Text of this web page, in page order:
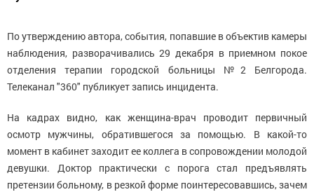
По утверждению автора, события, попавшие в объектив камеры
наблюдения, разворачивались 29 декабря в приемном покое
отделения терапии городской больницы №2 Белгорода.
Телеканал "360" публикует запись инцидента.
На кадрах видно, как женщина-врач проводит первичный
осмотр мужчины, обратившегося за помощью. В какой-то
момент в кабинет заходит ее коллега в сопровождении молодой
девушки. Доктор практически с порога стал предъявлять
претензии больному, в резкой форме поинтересовавшись, зачем